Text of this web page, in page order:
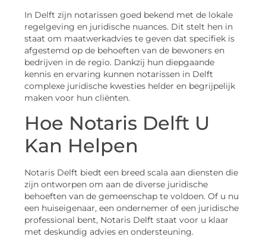
In Delft zijn notarissen goed bekend met de lokale
regelgeving en juridische nuances. Dit stelt hen in
staat om maatwerkadvies te geven dat specifiek is
afgestemd op de behoeften van de bewoners en
bedrijven in de regio. Dankzij hun diepgaande
kennis en ervaring kunnen notarissen in Delft
complexe juridische kwesties helder en begrijpelijk
maken voor hun cliënten.
Hoe Notaris Delft U
Kan Helpen
Notaris Delft biedt een breed scala aan diensten die
zijn ontworpen om aan de diverse juridische
behoeften van de gemeenschap te voldoen. Of u nu
een huiseigenaar, een ondernemer of een juridische
professional bent, Notaris Delft staat voor u klaar
met deskundig advies en ondersteuning.